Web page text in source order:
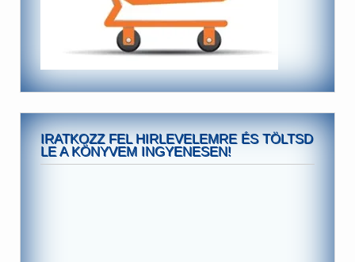
IRATKOZZ FEL HIRLEVELEMRE ÉS TÖLTSD
LE A KÖNYVEM INGYENESEN!